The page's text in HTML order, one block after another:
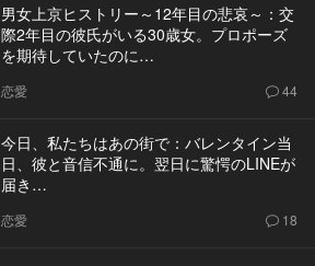
男女上京ヒストリー～12年目の悲哀～：交
際2年目の彼氏がいる30歳女。プロポーズ
を期待していたのに…
恋愛 44
今日、私たちはあの街で：バレンタイン当
日、彼と音信不通に。翌日に驚愕のLINEが
届き…
恋愛 18